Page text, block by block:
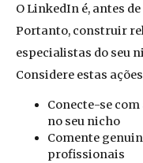
O LinkedIn é, antes
Portanto, construir
especialistas do seu
Considere estas
Conecte-se
no seu nicho
Comente
profissionais